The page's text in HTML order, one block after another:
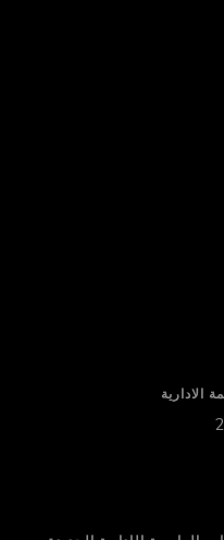
الادارية